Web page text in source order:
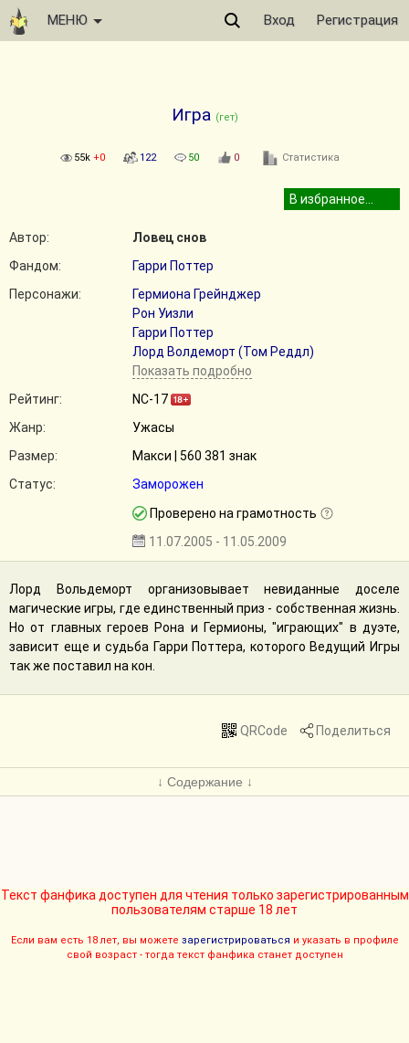
МЕНЮ Вход Регистрация
Игра (гет)
55k +0 122 50 0 Статистика
Автор:
Ловец снов
Фандом:
Гарри Поттер
Персонажи:
Гермиона Грейнджер
Рон Уизли
Гарри Поттер
Лорд Волдеморт (Том Реддл)
Показать подробно
Рейтинг:
NC-17
Жанр:
Ужасы
Размер:
Макси | 560 381 знак
Статус:
Заморожен
Проверено на грамотность
11.07.2005 - 11.05.2009
Лорд Вольдеморт организовывает невиданные доселе
магические игры, где единственный приз - собственная жизнь.
Но от главных героев Рона и Гермионы, "играющих" в дуэте,
зависит еще и судьба Гарри Поттера, которого Ведущий Игры
так же поставил на кон.
QRCode Поделиться
↓ Содержание ↓
Текст фанфика доступен для чтения только зарегистрированным
пользователям старше 18 лет
Если вам есть 18 лет, вы можете зарегистрироваться и указать в профиле
свой возраст - тогда текст фанфика станет доступен